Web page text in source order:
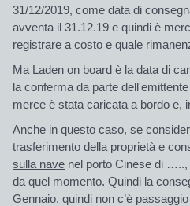
31/12/2019, come data di
avventa il 31.12.19 e quindi è
registrare a costo e quale
Ma Laden on board è la data di
la conferma da parte
merce è stata caricata a bordo e,
Anche in questo caso, se
trasferimento della proprietà e
sulla nave nel porto Cinese di …..,
da quel momento. Quindi la
Gennaio, quindi non c’è